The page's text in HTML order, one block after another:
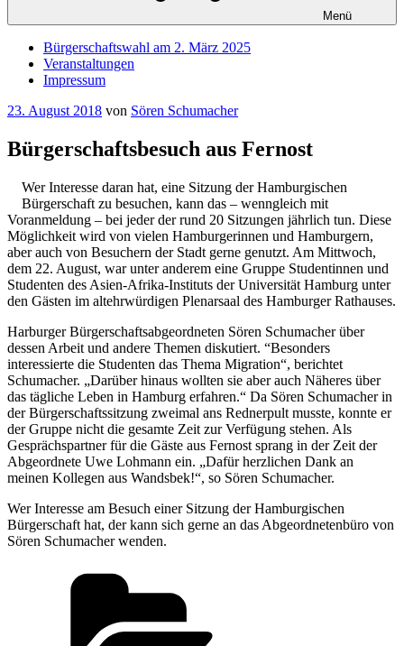
Menü
Bürgerschaftswahl am 2. März 2025
Veranstaltungen
Impressum
Veröffentlicht
23. August 2018 von Sören Schumacher
Bürgerschaftsbesuch aus Fernost
Wer Interesse daran hat, eine Sitzung der Hamburgischen
Bürgerschaft zu besuchen, kann das – wenngleich mit
Voranmeldung – bei jeder der rund 20 Sitzungen jährlich tun. Diese
Möglichkeit wird von vielen Hamburgerinnen und Hamburgern,
aber auch von Besuchern der Stadt gerne genutzt. Am Mittwoch,
dem 22. August, war unter anderem eine Gruppe Studentinnen und
Studenten des Asien-Afrika-Instituts der Universität Hamburg unter
den Gästen im altehrwürdigen Plenarsaal des Hamburger Rathauses.
Harburger Bürgerschaftsabgeordneten Sören Schumacher über
dessen Arbeit und andere Themen diskutiert. “Besonders
interessierte die Studenten das Thema Migration“, berichtet
Schumacher. „Darüber hinaus wollten sie aber auch Näheres über
das tägliche Leben in Hamburg erfahren.“ Da Sören Schumacher in
der Bürgerschaftssitzung zweimal ans Rednerpult musste, konnte er
der Gruppe nicht die gesamte Zeit zur Verfügung stehen. Als
Gesprächspartner für die Gäste aus Fernost sprang in der Zeit der
Abgeordnete Uwe Lohmann ein. „Dafür herzlichen Dank an
meinen Kollegen aus Wandsbek!“, so Sören Schumacher.
Wer Interesse am Besuch einer Sitzung der Hamburgischen
Bürgerschaft hat, der kann sich gerne an das Abgeordnetenbüro von
Sören Schumacher wenden.